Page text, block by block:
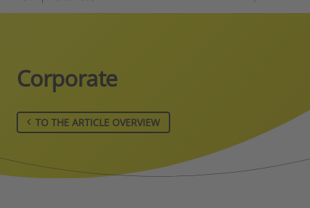
Corporate
TO THE ARTICLE OVERVIEW